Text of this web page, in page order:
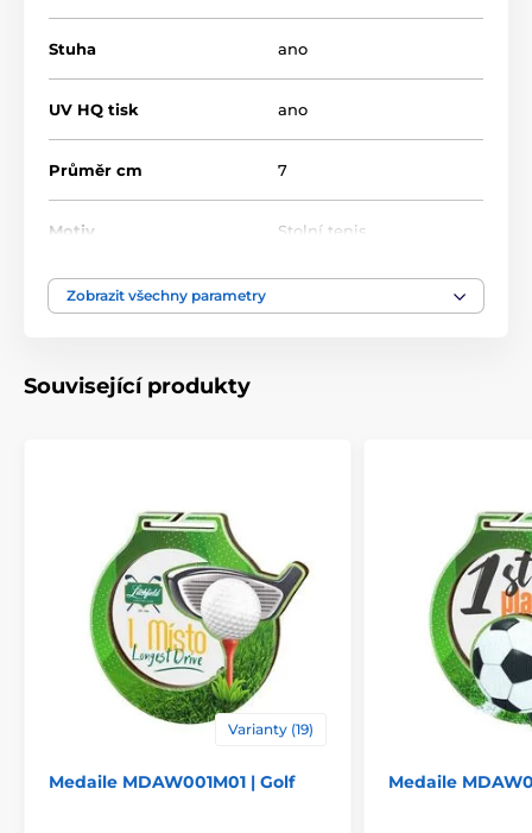
Stuha ano
UV HQ tisk ano
Průměr cm 7
Motiv Stolní tenis
Typ ocenění
Zobrazit všechny parametry
Související produkty
Varianty (19)
Medaile MDAW001M01 | Golf Medaile